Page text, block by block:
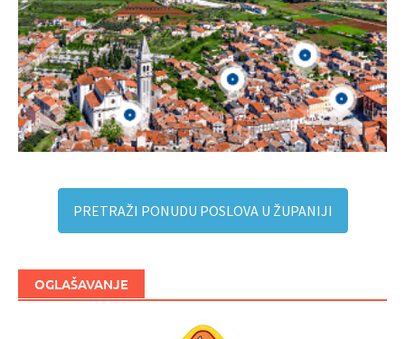
PRETRAŽI PONUDU POSLOVA U ŽUPANIJI
OGLAŠAVANJE